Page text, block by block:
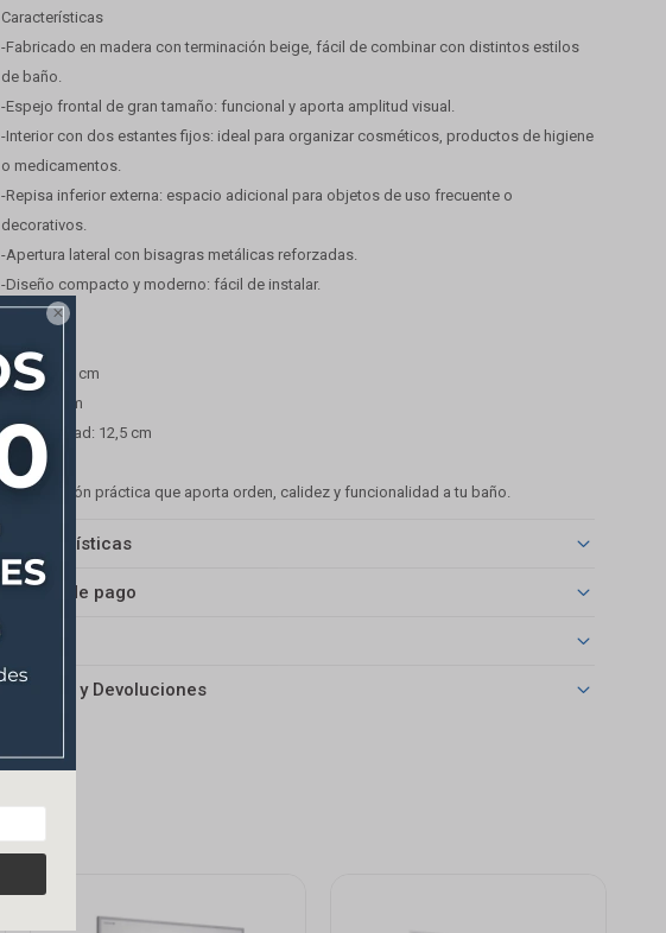

Características
-Fabricado en madera con terminación beige, fácil de combinar con distintos estilos
de baño.
-Espejo frontal de gran tamaño: funcional y aporta amplitud visual.
-Interior con dos estantes fijos: ideal para organizar cosméticos, productos de higiene
o medicamentos.
-Repisa inferior externa: espacio adicional para objetos de uso frecuente o
decorativos.
-Apertura lateral con bisagras metálicas reforzadas.
-Diseño compacto y moderno: fácil de instalar.
-Ancho: 56 cm
-Alto: 55 cm
-Profundidad: 12,5 cm
Una solución práctica que aporta orden, calidez y funcionalidad a tu baño.
Características
Medios de pago
Cambios y Devoluciones